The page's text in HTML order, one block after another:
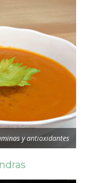
y antioxidantes